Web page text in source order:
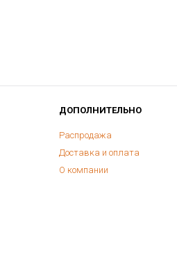
ДОПОЛНИТЕЛЬНО
Распродажа
Доставка и оплата
О компании